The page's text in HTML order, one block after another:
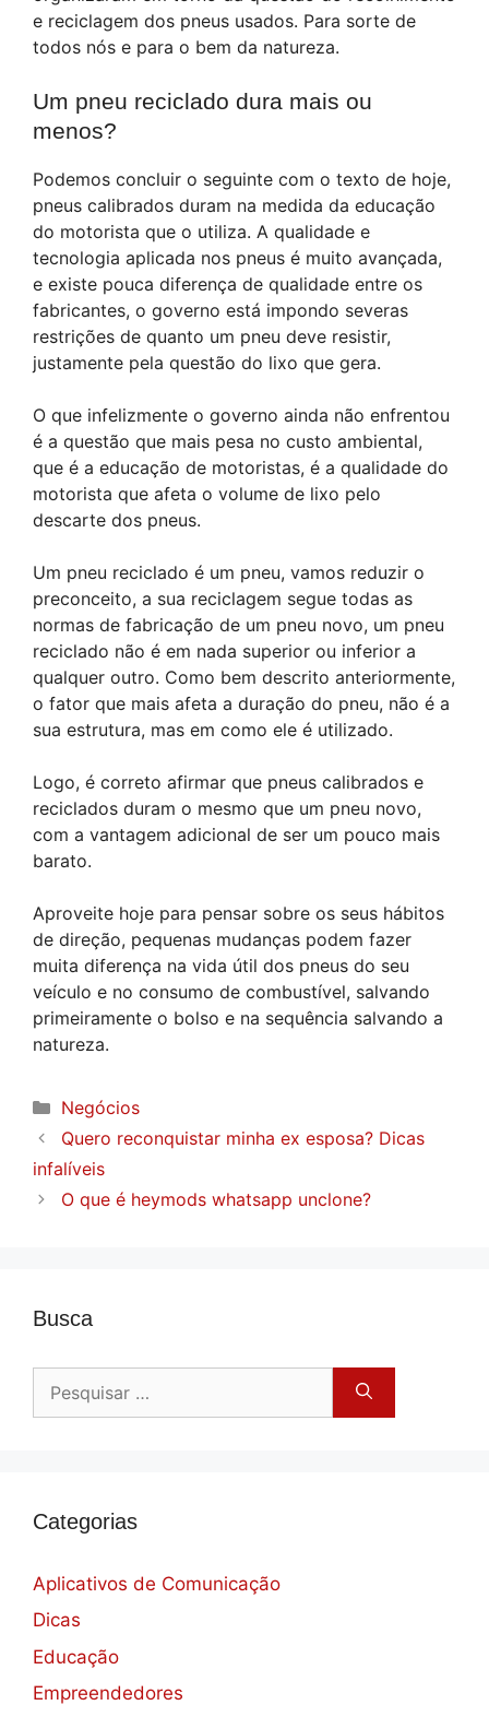
e reciclagem dos pneus usados. Para sorte de
todos nós e para o bem da natureza.
Um pneu reciclado dura mais ou
menos?
Podemos concluir o seguinte com o texto de hoje,
pneus calibrados duram na medida da educação
do motorista que o utiliza. A qualidade e
tecnologia aplicada nos pneus é muito avançada,
e existe pouca diferença de qualidade entre os
fabricantes, o governo está impondo severas
restrições de quanto um pneu deve resistir,
justamente pela questão do lixo que gera.
O que infelizmente o governo ainda não enfrentou
é a questão que mais pesa no custo ambiental,
que é a educação de motoristas, é a qualidade do
motorista que afeta o volume de lixo pelo
descarte dos pneus.
Um pneu reciclado é um pneu, vamos reduzir o
preconceito, a sua reciclagem segue todas as
normas de fabricação de um pneu novo, um pneu
reciclado não é em nada superior ou inferior a
qualquer outro. Como bem descrito anteriormente,
o fator que mais afeta a duração do pneu, não é a
sua estrutura, mas em como ele é utilizado.
Logo, é correto afirmar que pneus calibrados e
reciclados duram o mesmo que um pneu novo,
com a vantagem adicional de ser um pouco mais
barato.
Aproveite hoje para pensar sobre os seus hábitos
de direção, pequenas mudanças podem fazer
muita diferença na vida útil dos pneus do seu
veículo e no consumo de combustível, salvando
primeiramente o bolso e na sequência salvando a
natureza.
Categorias
Negócios
Quero reconquistar minha ex esposa? Dicas
infalíveis
O que é heymods whatsapp unclone?
Busca
por:
Categorias
Aplicativos de Comunicação
Dicas
Educação
Empreendedores